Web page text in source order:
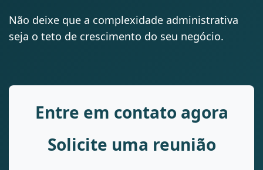
Não deixe que a complexidade administrativa
seja o teto de crescimento do seu negócio.
Entre em contato agora
Solicite uma reunião